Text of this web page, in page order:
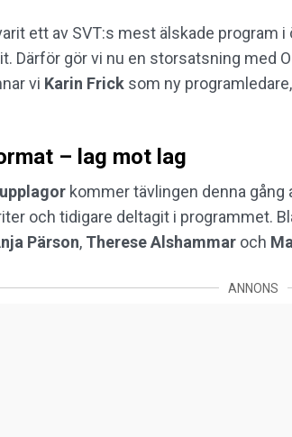
ett av SVT:s mest älskade program i
Därför gör vi nu en storsatsning med
vi Karin Frick som ny
– lag mot lag
kommer tävlingen denna
och tidigare deltagit i programmet.
Pärson, Therese Alshammar och
ANNONS